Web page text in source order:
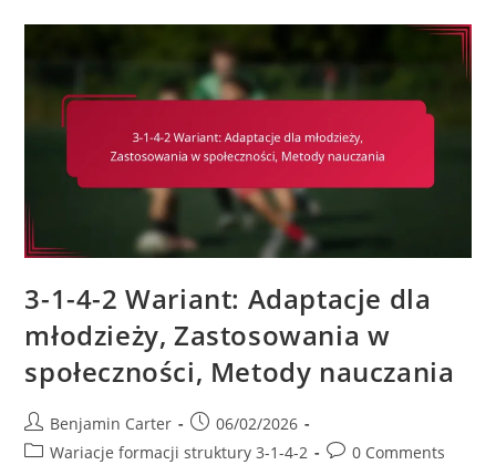
Pozycjonowanie
Graczy,
Dyscyplina
Taktyczna,
Spójność
Zespołu
3-1-4-2 Wariant: Adaptacje dla
młodzieży, Zastosowania w
społeczności, Metody nauczania
Post
author:
Benjamin Carter
Post
published:
06/02/2026
PostWariacje formacji struktury 3-1-4-2
Post0 Comments